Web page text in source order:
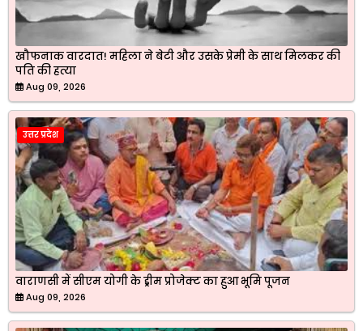
खौफनाक वारदात! महिला ने बेटी और उसके प्रेमी के साथ मिलकर की
पति की हत्या
Aug 09, 2026
उत्तर प्रदेश
वाराणसी में सीएम योगी के ड्रीम प्रोजेक्ट का हुआ भूमि पूजन
Aug 09, 2026